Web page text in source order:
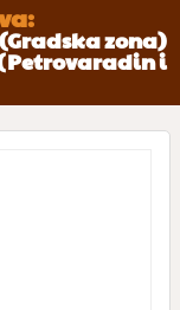
zona)
(Petrovaradin i